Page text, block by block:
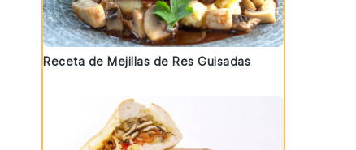
Receta de Mejillas de Res Guisadas